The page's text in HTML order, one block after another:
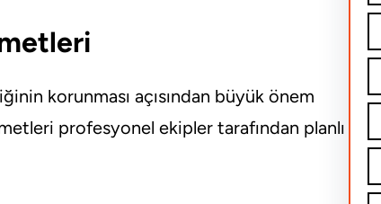
korunması açısından büyük önem
profesyonel ekipler tarafından planlı